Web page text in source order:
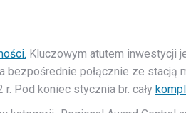
Kluczowym atutem inwestycji
połącznie ze
Pod koniec stycznia br. cały